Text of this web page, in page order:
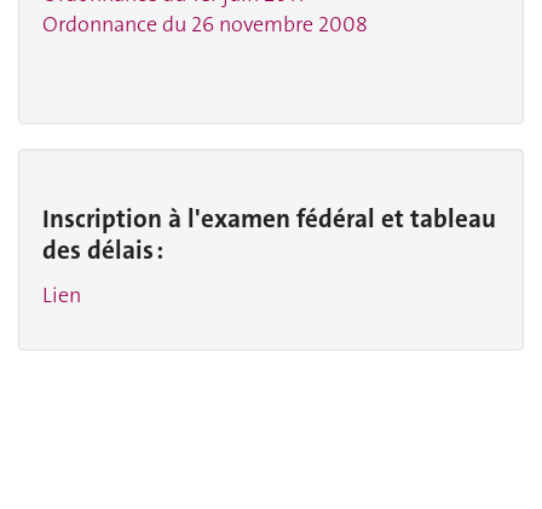
Ordonnance du 26 novembre 2008
Inscription à l'examen fédéral et tableau
des délais :
Lien